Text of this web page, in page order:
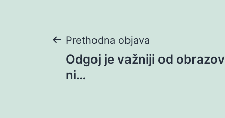
Navigacija
objava
Prethodna objava
Odgoj je važniji od
ni…